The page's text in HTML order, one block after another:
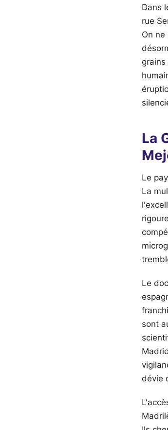
Dans
rue
On
La
Le
La
Le
sont
dévie